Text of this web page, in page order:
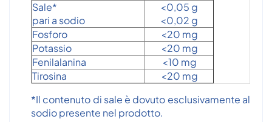
Sale*
pari a sodio
<0,05 g
<0,02 g
Fosforo
<20 mg
Potassio
<20 mg
Fenilalanina
<10 mg
Tirosina
<20 mg
*Il contenuto di sale è dovuto esclusivamente al
sodio presente nel prodotto.